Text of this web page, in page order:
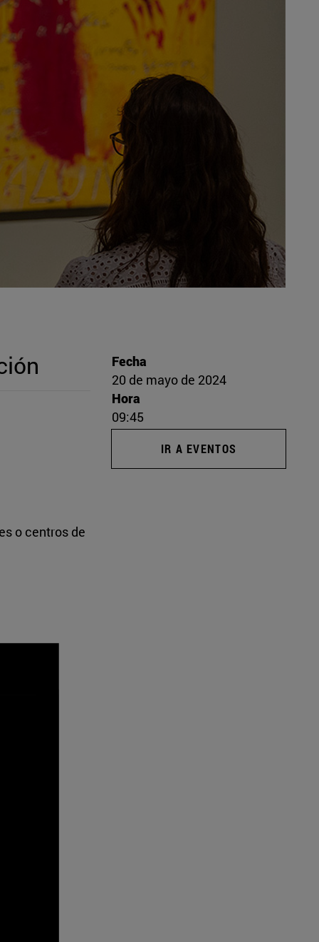
o centros de
Fecha
20 de mayo de 2024
Hora
09:45
IR A EVENTOS